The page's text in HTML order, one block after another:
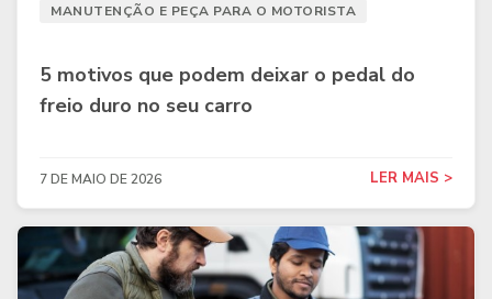
MANUTENÇÃO E PEÇA PARA O MOTORISTA
5 motivos que podem deixar o pedal do
freio duro no seu carro
7 DE MAIO DE 2026 LER MAIS >